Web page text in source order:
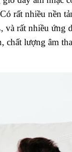
rất nhiều nền
rất nhiều ứng
lượng âm